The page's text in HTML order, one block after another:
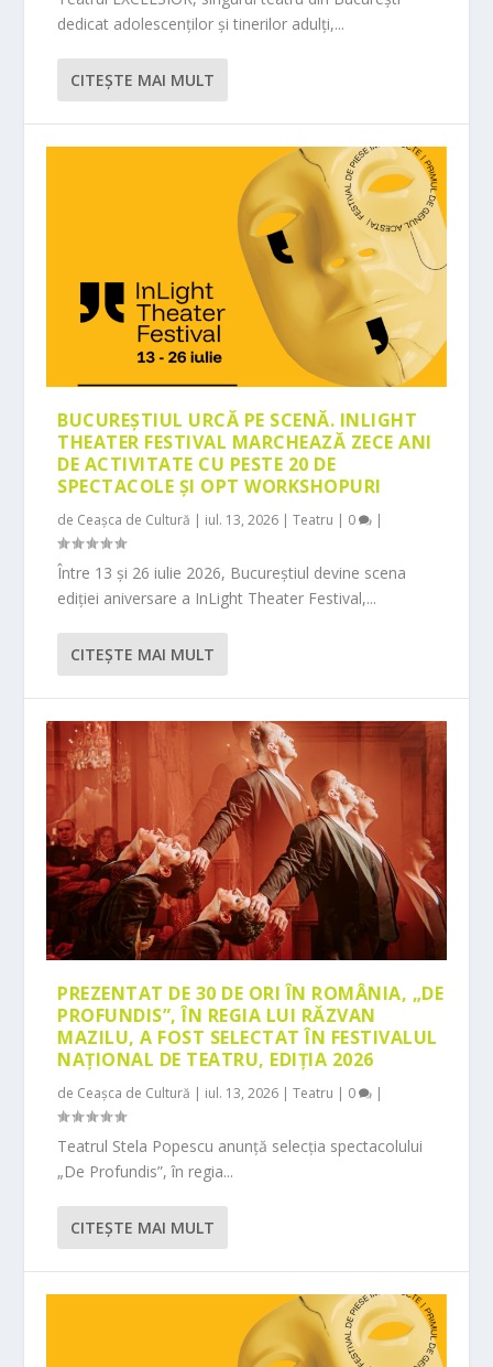
dedicat adolescenților și tinerilor adulți,...
CITEŞTE MAI MULT
BUCUREȘTIUL URCĂ PE SCENĂ. INLIGHT
THEATER FESTIVAL MARCHEAZĂ ZECE ANI
DE ACTIVITATE CU PESTE 20 DE
SPECTACOLE ȘI OPT WORKSHOPURI
de Ceașca de Cultură | iul. 13, 2026 |Teatru | 0 |
Între 13 și 26 iulie 2026, Bucureștiul devine scena
ediției aniversare a InLight Theater Festival,...
CITEŞTE MAI MULT
PREZENTAT DE 30 DE ORI ÎN ROMÂNIA, „DE
PROFUNDIS”, ÎN REGIA LUI RĂZVAN
MAZILU, A FOST SELECTAT ÎN FESTIVALUL
NAȚIONAL DE TEATRU, EDIȚIA 2026
de Ceașca de Cultură | iul. 13, 2026 |Teatru | 0 |
Teatrul Stela Popescu anunță selecția spectacolului
„De Profundis”, în regia...
CITEŞTE MAI MULT